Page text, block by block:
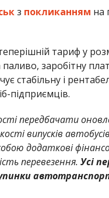
з покликанням на
тариф у
заробітну
стабільну і
підприємців.
передбачати
випусків
додаткові
перевезення. Усі